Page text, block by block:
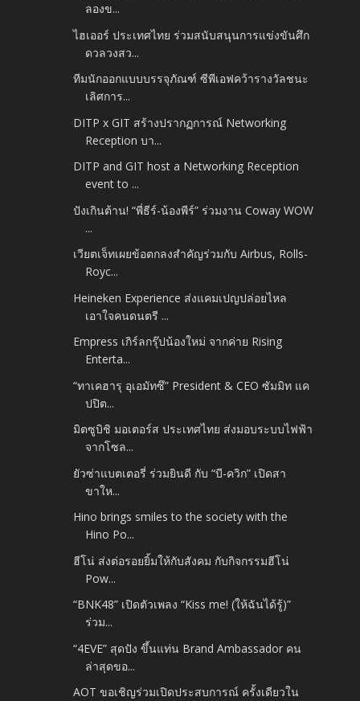
ลองข...
ไฮเออร์ ประเทศไทย ร่วมสนับสนุนการแข่งขันศึก
ดวลวงสว...
ทีมนักออกแบบบรรจุภัณฑ์ ซีพีเอฟคว้ารางวัลชนะ
เลิศการ...
DITP x GIT สร้างปรากฏการณ์ Networking
Reception บา...
DITP and GIT host a Networking Reception
event to ...
ปังเกินต้าน! “พี่ธีร์-น้องพีร์” ร่วมงาน Coway WOW
...
เวียตเจ็ทเผยข้อตกลงสำคัญร่วมกับ Airbus, Rolls-
Royc...
Heineken Experience ส่งแคมเปญปล่อยไหล
เอาใจคนดนตรี ...
Empress เกิร์ลกรุ๊ปน้องใหม่ จากค่าย Rising
Enterta...
“ทาเคฮารุ อุเอมัทซึ” President & CEO ซัมมิท แค
ปปิต...
มิตซูบิชิ มอเตอร์ส ประเทศไทย ส่งมอบระบบไฟฟ้า
จากโซล...
ยัวซ่าแบตเตอรี่ ร่วมยินดี กับ “บี-ควิก” เปิดสา
ขาให...
Hino brings smiles to the society with the
Hino Po...
ฮีโน่ ส่งต่อรอยยิ้มให้กับสังคม กับกิจกรรมฮีโน่
Pow...
“BNK48” เปิดตัวเพลง “Kiss me! (ให้ฉันได้รู้)”
ร่วม...
“4EVE” สุดปัง ขึ้นแท่น Brand Ambassador คน
ล่าสุดขอ...
AOT ขอเชิญร่วมเปิดประสบการณ์ ครั้งเดียวใน